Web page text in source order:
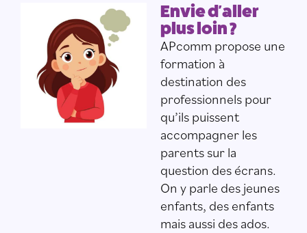
Envie d'aller
plus loin ?
APcomm propose une
formation à
destination des
professionnels pour
qu’ils puissent
accompagner les
parents sur la
question des écrans.
On y parle des jeunes
enfants, des enfants
mais aussi des ados.